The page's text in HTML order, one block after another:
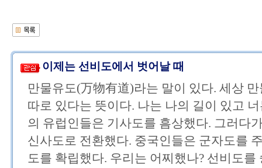
이제는 선비도에서 벗어날 때
만물유도(万物有道)라는 말이 있다. 세상
따로 있다는 뜻이다. 나는 나의 길이 있고
의 유럽인들은 기사도를 흠상했다. 그러다
신사도로 전환했다. 중국인들은 군자도를
도를 확립했다. 우리는 어찌했나? 선비도